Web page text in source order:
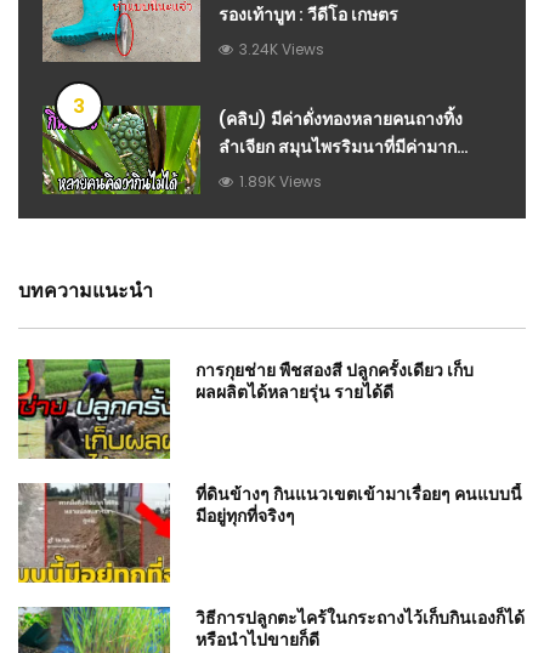
รองเท้าบูท : วีดีโอ เกษตร
3.24K Views
3
(คลิป) มีค่าดั่งทองหลายคนถางทิ้ง
ลำเจียก สมุนไพรริมนาที่มีค่ามาก
สรรพคุณดีมากๆ : วีดีโอ เกษตร
1.89K Views
บทความแนะนำ
การกุยช่าย พืชสองสี ปลูกครั้งเดียว เก็บ
ผลผลิตได้หลายรุ่น รายได้ดี
ที่ดินข้างๆ กินแนวเขตเข้ามาเรื่อยๆ คนแบบนี้
มีอยู่ทุกที่จริงๆ
วิธีการปลูกตะไคร้ในกระถางไว้เก็บกินเองก็ได้
หรือนำไปขายก็ดี